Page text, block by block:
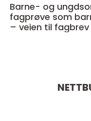
Barne- og
fagprøve som
– veien til fagbrev